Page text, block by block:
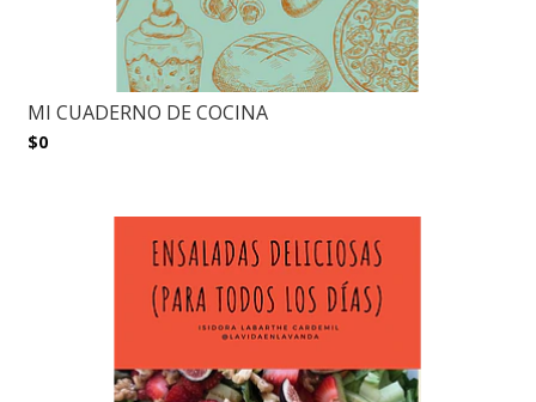
MI CUADERNO DE COCINA
$0